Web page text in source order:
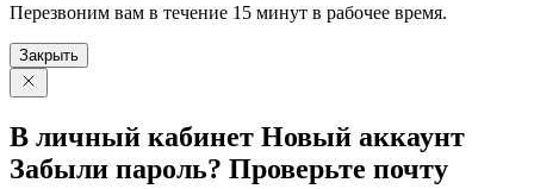
Перезвоним вам в течение 15 минут в рабочее время.
Закрыть
В личный кабинет Новый аккаунт
Забыли пароль? Проверьте почту